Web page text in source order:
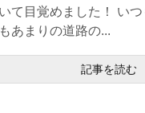
て目覚めました！ い
あまりの道路の...
記事を読む